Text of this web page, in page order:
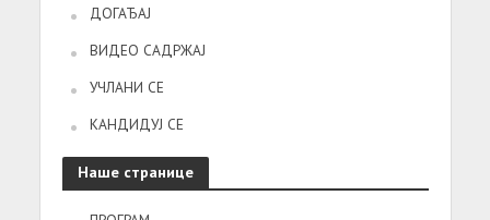
ДОГАЂАЈ
ВИДЕО САДРЖАЈ
УЧЛАНИ СЕ
КАНДИДУЈ СЕ
Наше странице